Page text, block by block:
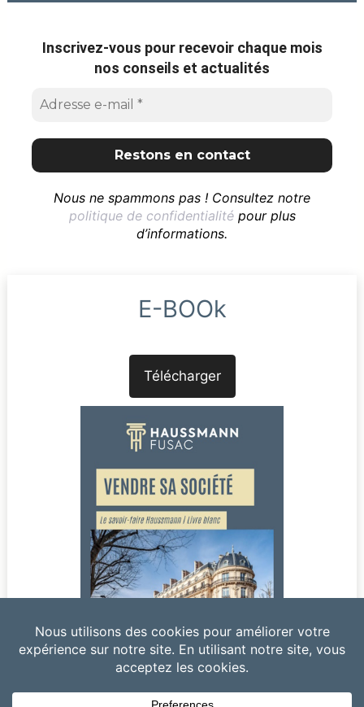
Inscrivez-vous pour recevoir chaque mois
nos conseils et actualités
Nous ne spammons pas ! Consultez notre
politique de confidentialitépour plus
d’informations.
E-BOOk
Télécharger